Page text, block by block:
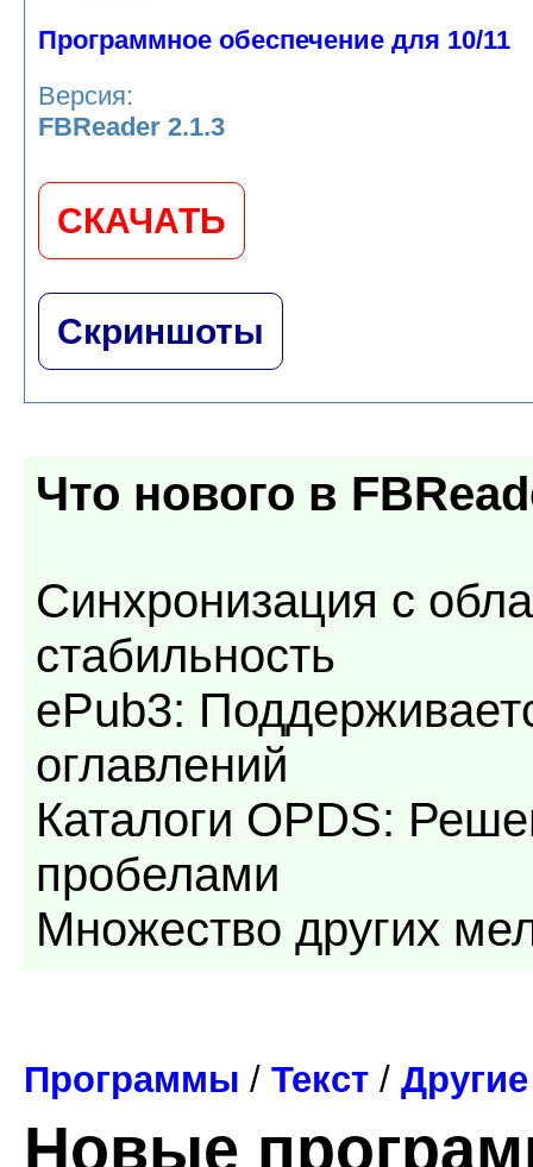
Программное обеспечение для 10/11
Версия:
FBReader 2.1.3
СКАЧАТЬ
Скриншоты
Что нового в
Синхронизация с
стабильность
ePub3:
оглавлений
Каталоги OPDS:
пробелами
Множество других
Программы / Текст / Другие
Новые